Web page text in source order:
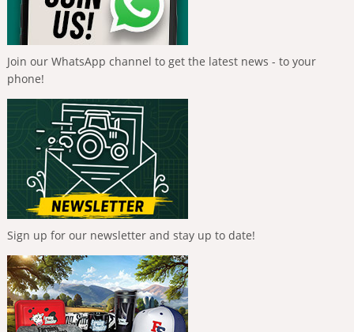
Join our WhatsApp channel to get the latest news - to your
phone!
Sign up for our newsletter and stay up to date!